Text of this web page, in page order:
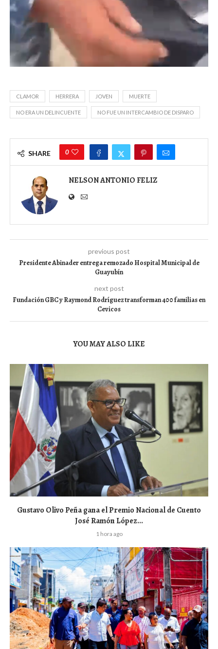
CLAMOR HERRERA JOVEN MUERTE
NO ERA UN DELINCUENTE NO FUE UN INTERCAMBIO DE DISPARO
SHARE 0
NELSON ANTONIO FELIZ
previous post
Presidente Abinader entrega remozado Hospital Municipal de
Guayubín
next post
Fundación GBC y Raymond Rodríguez transforman 400 familias en
Cevicos
YOU MAY ALSO LIKE
Gustavo Olivo Peña gana el Premio Nacional de Cuento
José Ramón López...
1 hora ago